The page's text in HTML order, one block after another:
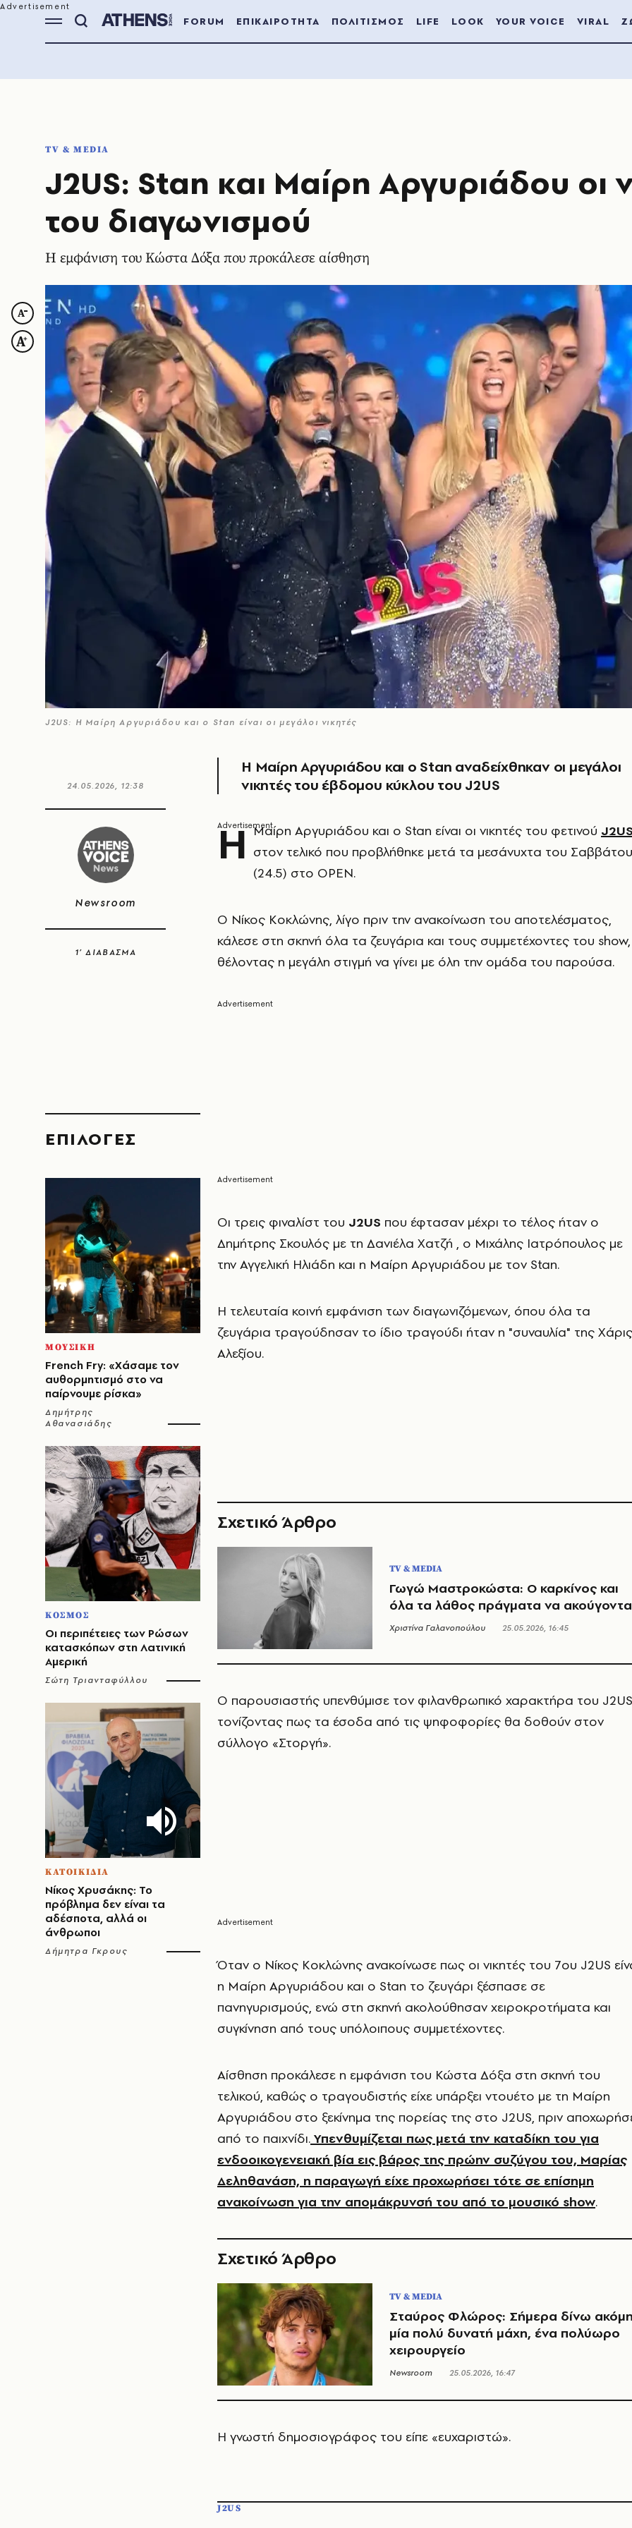
FORUM ΕΠΙΚΑΙΡΟΤΗΤΑ ΠΟΛΙΤΙΣΜΟΣ LIFE LOOK YOUR VOICE VIRAL
TV & MEDIA
J2US: Stan και Μαίρη Αργυριάδου οι
του διαγωνισμού
Η εμφάνιση του Κώστα Δόξα που προκάλεσε αίσθηση
J2US: H Μαίρη Αργυριάδου και o Stan είναι οι μεγάλοι νικητές
24.05.2026, 12:38
Newsroom
1’ ΔΙΑΒΑΣΜΑ
EΠΙΛΟΓΈΣ
ΜΟΥΣΙΚΗ
French Fry: «Χάσαμε τον
αυθορμητισμό στο να
παίρνουμε ρίσκα»
Δημήτρης
Αθανασιάδης
ΚΟΣΜΟΣ
Οι περιπέτειες των Ρώσων
κατασκόπων στη Λατινική
Αμερική
Σώτη Τριανταφύλλου
ΚΑΤΟΙΚΙΔΙΑ
Νίκος Χρυσάκης: Το
πρόβλημα δεν είναι τα
αδέσποτα, αλλά οι
άνθρωποι
Δήμητρα Γκρους
Η Μαίρη Αργυριάδου και ο Stan αναδείχθηκαν οι μεγάλοι
νικητές του έβδομου κύκλου του J2US
Η Μαίρη Αργυριάδου και ο Stan είναι οι νικητές του φετινού
στον τελικό που προβλήθηκε μετά τα μεσάνυχτα του Σαββάτου
(24.5) στο OPEN.
Ο Νίκος Κοκλώνης, λίγο πριν την ανακοίνωση του αποτελέσματος,
κάλεσε στη σκηνή όλα τα ζευγάρια και τους συμμετέχοντες του show,
θέλοντας η μεγάλη στιγμή να γίνει με όλη την ομάδα του παρούσα.
Οι τρεις φιναλίστ του J2US που έφτασαν μέχρι το τέλος ήταν ο
Δημήτρης Σκουλός με τη Δανιέλα Χατζή , ο Μιχάλης Ιατρόπουλος με
την Αγγελική Ηλιάδη και η Μαίρη Αργυριάδου με τον Stan.
Η τελευταία κοινή εμφάνιση των διαγωνιζόμενων, όπου όλα τα
ζευγάρια τραγούδησαν το ίδιο τραγούδι ήταν η "συναυλία" της Χάρις
Αλεξίου.
Σχετικό Άρθρο
TV & MEDIA
Γωγώ Μαστροκώστα: Ο καρκίνος και
όλα τα λάθος πράγματα να
Χριστίνα Γαλανοπούλου 25.05.2026, 16:45
Ο παρουσιαστής υπενθύμισε τον φιλανθρωπικό χαρακτήρα του J2US
τονίζοντας πως τα έσοδα από τις ψηφοφορίες θα δοθούν στον
σύλλογο «Στοργή».
Όταν ο Νίκος Κοκλώνης ανακοίνωσε πως οι νικητές του 7ου J2US
η Μαίρη Αργυριάδου και ο Stan το ζευγάρι ξέσπασε σε
πανηγυρισμούς, ενώ στη σκηνή ακολούθησαν χειροκροτήματα και
συγκίνηση από τους υπόλοιπους συμμετέχοντες.
Aίσθηση προκάλεσε η εμφάνιση του Κώστα Δόξα στη σκηνή του
τελικού, καθώς ο τραγουδιστής είχε υπάρξει ντουέτο με τη Μαίρη
Αργυριάδου στο ξεκίνημα της πορείας της στο J2US, πριν
από το παιχνίδι. Υπενθυμίζεται πως μετά την καταδίκη του για
ενδοοικογενειακή βία εις βάρος της πρώην συζύγου του, Μαρίας
Δεληθανάση, η παραγωγή είχε προχωρήσει τότε σε επίσημη
ανακοίνωση για την απομάκρυνσή του από το μουσικό show.
Σχετικό Άρθρο
TV & MEDIA
Σταύρος Φλώρος: Σήμερα δίνω
μία πολύ δυνατή μάχη, ένα πολύωρο
χειρουργείο
Newsroom 25.05.2026, 16:47
Η γνωστή δημοσιογράφος του είπε «ευχαριστώ».
J2US